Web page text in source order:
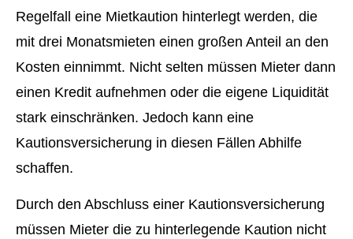
Regelfall eine Mietkaution hinterlegt werden, die
mit drei Monatsmieten einen großen Anteil an den
Kosten einnimmt. Nicht selten müssen Mieter dann
einen Kredit aufnehmen oder die eigene Liquidität
stark einschränken. Jedoch kann eine
Kautionsversicherung in diesen Fällen Abhilfe
schaffen.
Durch den Abschluss einer Kautionsversicherung
müssen Mieter die zu hinterlegende Kaution nicht